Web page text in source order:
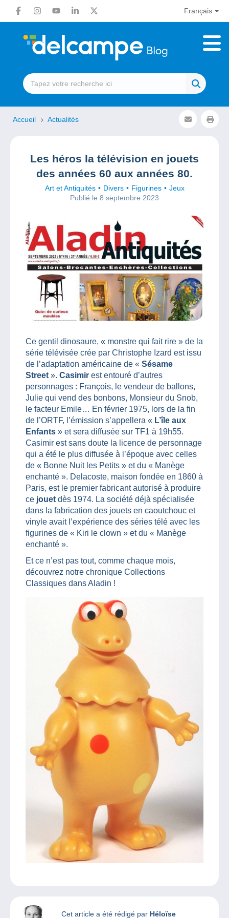
Français
Accueil Actualités
Les héros la télévision en jouets
des années 60 aux années 80.
Art et Antiquités Divers Figurines
Jeux
Publié le 8 septembre 2023
Ce gentil dinosaure, « monstre qui fait rire » de la
série télévisée crée par Christophe Izard est issu
de l’adaptation américaine de « Sésame
Street ». Casimir est entouré d’autres
personnages : François, le vendeur de ballons,
Julie qui vend des bonbons, Monsieur du Snob,
le facteur Emile… En février 1975, lors de la fin
de l’ORTF, l’émission s’appellera « L’île aux
Enfants » et sera diffusée sur TF1 à 19h55.
Casimir est sans doute la licence de personnage
qui a été le plus diffusée à l’époque avec celles
de « Bonne Nuit les Petits » et du « Manège
enchanté ». Delacoste, maison fondée en 1860 à
Paris, est le premier fabricant autorisé à produire
ce jouet dès 1974. La société déjà spécialisée
dans la fabrication des jouets en caoutchouc et
vinyle avait l’expérience des séries télé avec les
figurines de « Kiri le clown » et du « Manège
enchanté ».
Et ce n’est pas tout, comme chaque mois,
découvrez notre chronique Collections
Classiques dans Aladin !
Cet article a été rédigé par Héloïse